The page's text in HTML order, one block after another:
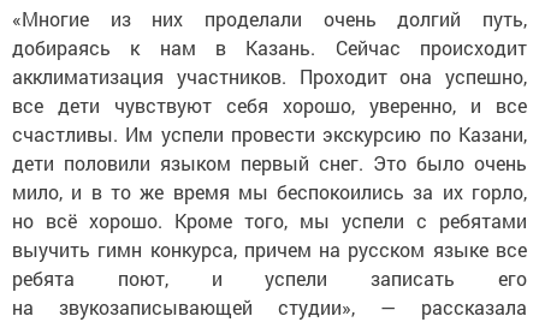
«Многие из них проделали очень долгий путь,
добираясь к нам в Казань. Сейчас происходит
акклиматизация участников. Проходит она успешно,
все дети чувствуют себя хорошо, уверенно, и все
счастливы. Им успели провести экскурсию по Казани,
дети половили языком первый снег. Это было очень
мило, и в то же время мы беспокоились за их горло,
но всё хорошо. Кроме того, мы успели с ребятами
выучить гимн конкурса, причем на русском языке все
ребята поют, и успели записать его
на звукозаписывающей студии», — рассказала